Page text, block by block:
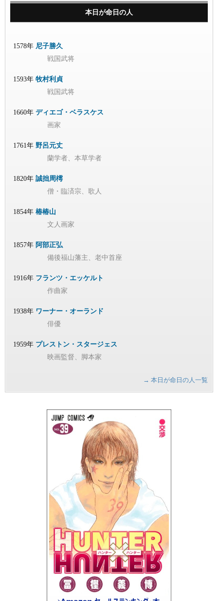
本日が命日の人
1578年 尼子勝久
戦国武将
1593年 牧村利貞
戦国武将
1660年 ディエゴ・ベラスケス
画家
1761年 野呂元丈
蘭学者、本草学者
1820年 誠拙周樗
僧・臨済宗、歌人
1854年 椿椿山
文人画家
1857年 阿部正弘
備後福山藩主、老中首座
1916年 フランツ・エッケルト
作曲家
1938年 ワーナー・オーランド
俳優
1959年 プレストン・スタージェス
映画監督、脚本家
→ 本日が命日の人一覧